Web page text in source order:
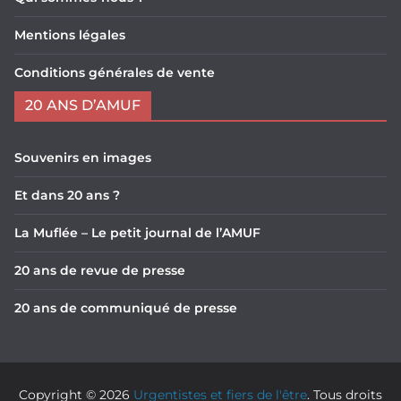
Mentions légales
Conditions générales de vente
20 ANS D’AMUF
Souvenirs en images
Et dans 20 ans ?
La Muflée – Le petit journal de l’AMUF
20 ans de revue de presse
20 ans de communiqué de presse
Copyright © 2026 Urgentistes et fiers de l'être. Tous droits